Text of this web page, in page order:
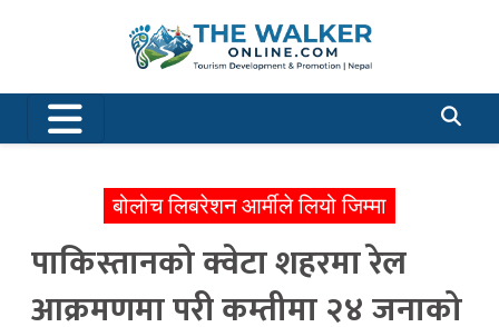
बोलोच लिबरेशन आर्मीले लियो जिम्मा
पाकिस्तानको क्वेटा शहरमा रेल
आक्रमणमा परी कम्तीमा २४ जनाको